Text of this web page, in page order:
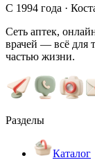
С 1994 года ·
Сеть аптек,
врачей — всё для
частью жизни.
Разделы
Каталог